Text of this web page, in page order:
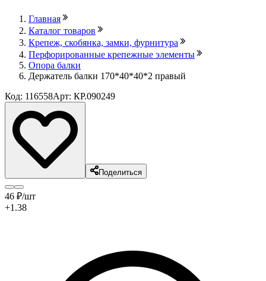
Главная
Каталог товаров
Крепеж, скобянка, замки, фурнитура
Перфорированные крепежные элементы
Опора балки
Держатель балки 170*40*40*2 правый
Код: 116558Арт: КР.090249
Поделиться
46 ₽/шт
+1.38